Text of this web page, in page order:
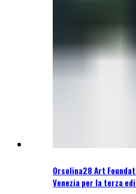
Orsolina28 Art
Venezia per la terza